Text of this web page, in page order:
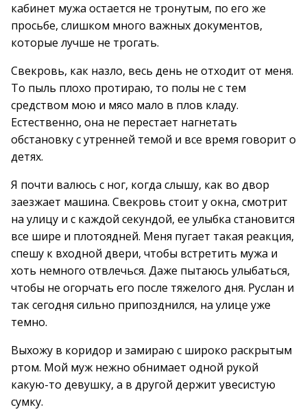
кабинет мужа остается не тронутым, по его же
просьбе, слишком много важных документов,
которые лучше не трогать.
Свекровь, как назло, весь день не отходит от меня.
То пыль плохо протираю, то полы не с тем
средством мою и мясо мало в плов кладу.
Естественно, она не перестает нагнетать
обстановку с утренней темой и все время говорит о
детях.
Я почти валюсь с ног, когда слышу, как во двор
заезжает машина. Свекровь стоит у окна, смотрит
на улицу и с каждой секундой, ее улыбка становится
все шире и плотоядней. Меня пугает такая реакция,
спешу к входной двери, чтобы встретить мужа и
хоть немного отвлечься. Даже пытаюсь улыбаться,
чтобы не огорчать его после тяжелого дня. Руслан и
так сегодня сильно припозднился, на улице уже
темно.
Выхожу в коридор и замираю с широко раскрытым
ртом. Мой муж нежно обнимает одной рукой
какую-то девушку, а в другой держит увесистую
сумку.